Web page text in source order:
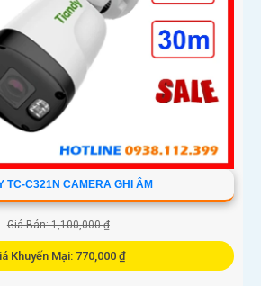
TC-C321N CAMERA GHI ÂM
Giá Bán: 1,100,000 ₫
Khuyến Mại: 770,000 ₫